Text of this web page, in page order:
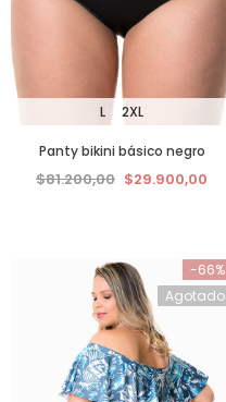
L 2XL
Panty bikini básico negro
$81.200,00 $29.900,00
-66%
Agotado